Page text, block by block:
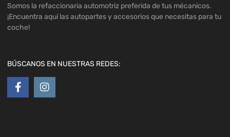
Somos la refaccionaria automotriz preferida de tus mécanicos.
¡Encuentra aquí las autopartes y accesorios que necesitas para tu
coche!
BÚSCANOS EN NUESTRAS REDES: